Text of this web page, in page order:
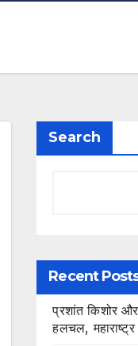
Search
Recent
प्रशांत किशोर
हलचल,